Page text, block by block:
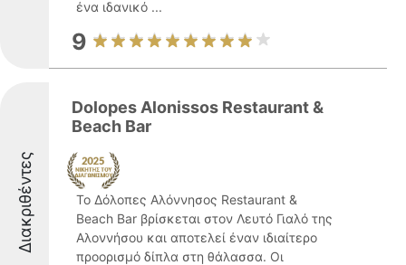
ένα ιδανικό ...
9
Διακριθέντες
Dolopes Alonissos Restaurant &
Beach Bar
Το Δόλοπες Αλόννησος Restaurant &
Beach Bar βρίσκεται στον Λευτό Γιαλό της
Αλοννήσου και αποτελεί έναν ιδιαίτερο
προορισμό δίπλα στη θάλασσα. Οι